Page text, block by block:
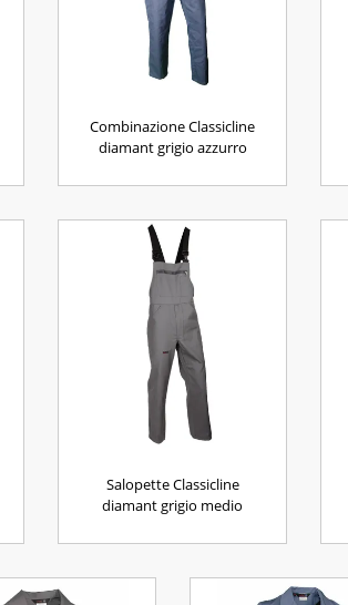
Combinazione Classicline
diamant grigio azzurro
Salopette Classicline
diamant grigio medio